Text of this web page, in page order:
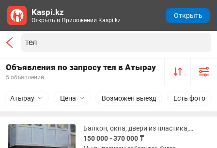
Объявления по запросу тел в Атырау
5 объявлений
Атырау Цена Возможен выезд Есть фото
Балкон, окна, двери из пластика, замена стекла, ремонт окон, алюминия
150 000 - 370 000 ₸
Kaspi.kz
Открыть в Приложении Kaspi.kz
Открыть